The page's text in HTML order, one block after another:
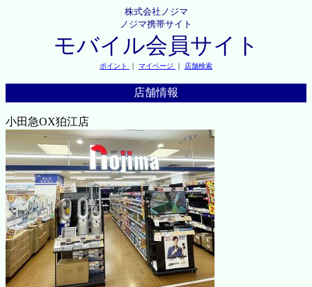
株式会社ノジマ
ノジマ携帯サイト
モバイル会員サイト
ポイント ｜ マイページ ｜ 店舗検索
店舗情報
小田急OX狛江店